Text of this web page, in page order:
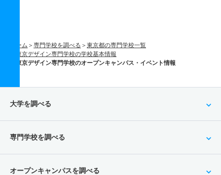
ホーム 専門学校を調べる
東京都の専門学校一覧
東京デザイン専門学校の学校基本情報
東京デザイン専門学校のオープンキャンパス・イベント情報
大学を調べる
専門学校を調べる
オープンキャンパスを調べる